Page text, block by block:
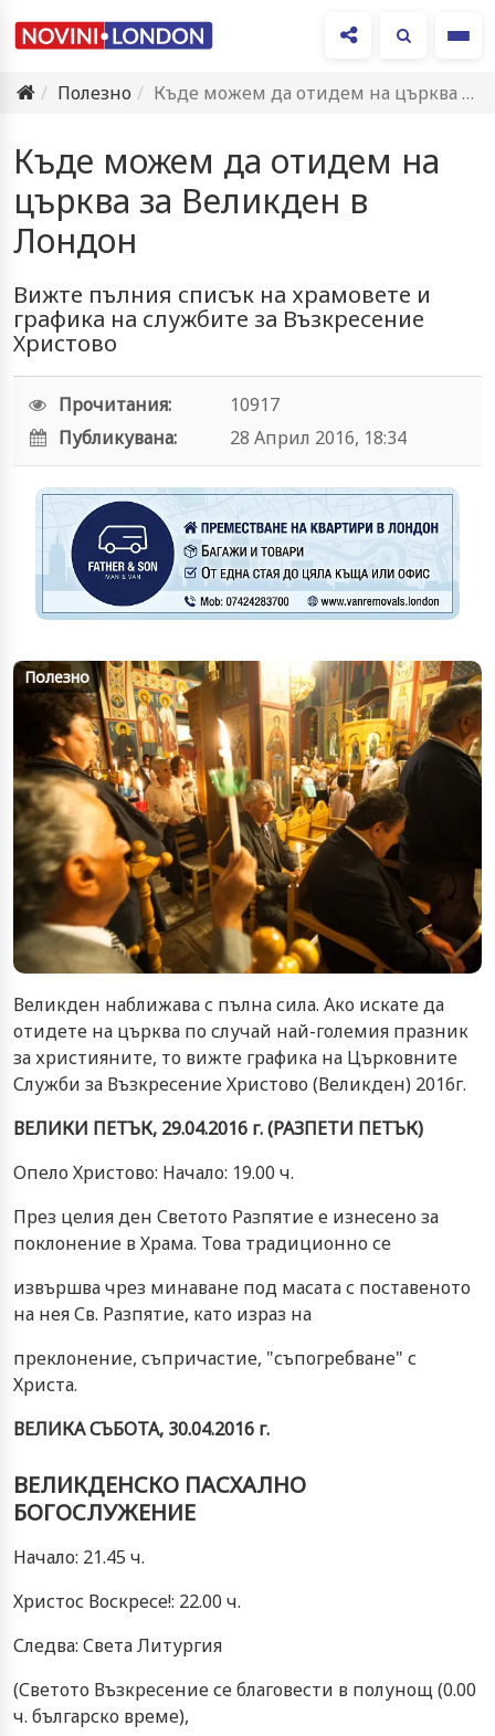
Полезно
Къде можем да отидем на църква за Великден в Лондон
Къде можем да отидем на
църква за Великден в
Лондон
Вижте пълния списък на храмовете и
графика на службите за Възкресение
Христово
Прочитания:
10917
Публикувана:
28 Април 2016, 18:34
Полезно
Великден наближава с пълна сила. Ако искате да
отидете на църква по случай най-големия празник
за християните, то вижте графика на Църковните
Служби за Възкресение Христово (Великден) 2016г.
ВЕЛИКИ ПЕТЪК, 29.04.2016 г. (РАЗПЕТИ ПЕТЪК)
Опело Христово: Начало: 19.00 ч.
През целия ден Светото Разпятие е изнесено за
поклонение в Храма. Това традиционно се
извършва чрез минаване под масата с поставеното
на нея Св. Разпятие, като израз на
преклонение, съпричастие, "съпогребване" с
Христа.
ВЕЛИКА СЪБОТА, 30.04.2016 г.
ВЕЛИКДЕНСКО ПАСХАЛНО
БОГОСЛУЖЕНИЕ
Начало: 21.45 ч.
Христос Воскресе!: 22.00 ч.
Следва: Света Литургия
(Светото Възкресение се благовести в полунощ (0.00
ч. българско време),